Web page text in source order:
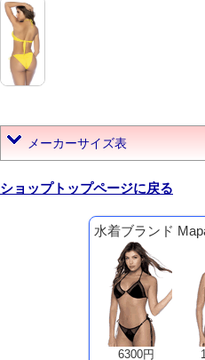
メーカーサイズ表
ショップトップページに戻る
水着ブランド
6300円